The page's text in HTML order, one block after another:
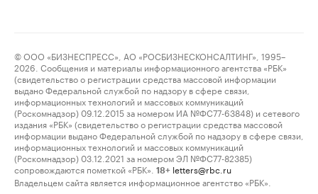
© ООО «БИЗНЕСПРЕСС», АО «РОСБИЗНЕСКОНСАЛТИНГ», 1995–
2026. Сообщения и материалы информационного агентства «РБК»
(свидетельство о регистрации средства массовой информации
выдано Федеральной службой по надзору в сфере связи,
информационных технологий и массовых коммуникаций
(Роскомнадзор) 09.12.2015 за номером ИА №ФС77-63848) и сетевого
издания «РБК» (свидетельство о регистрации средства массовой
информации выдано Федеральной службой по надзору в сфере связи,
информационных технологий и массовых коммуникаций
(Роскомнадзор) 03.12.2021 за номером ЭЛ №ФС77-82385)
сопровождаются пометкой «РБК».
18+ letters@rbc.ru
Владельцем сайта является информационное агентство «РБК».